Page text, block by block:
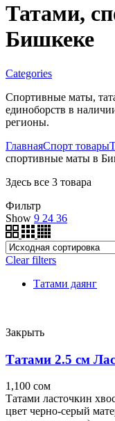
Татами,
Бишкеке
Categories
Спортивные маты,
единоборств в
регионы.
ГлавнаяСпорт товары
спортивные маты в
Здесь все 3 товара
Фильтр
Show 9 24 36
Clear filters
Татами даянг
Закрыть
Татами 2.5 см
1,100 сом
Татами ласточкин
цвет черно-серый